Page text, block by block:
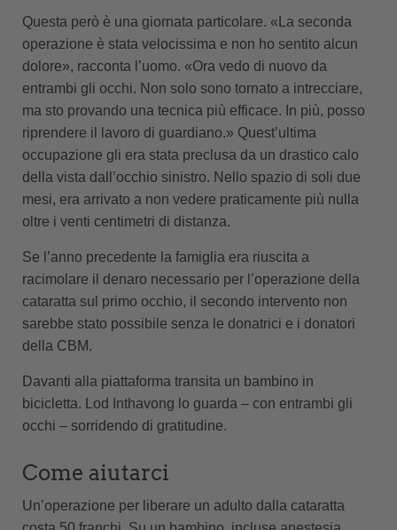
Questa però è una giornata particolare. «La seconda
operazione è stata velocissima e non ho sentito alcun
dolore», racconta l’uomo. «Ora vedo di nuovo da
entrambi gli occhi. Non solo sono tornato a intrecciare,
ma sto provando una tecnica più efficace. In più, posso
riprendere il lavoro di guardiano.» Quest’ultima
occupazione gli era stata preclusa da un drastico calo
della vista dall’occhio sinistro. Nello spazio di soli due
mesi, era arrivato a non vedere praticamente più nulla
oltre i venti centimetri di distanza.
Se l’anno precedente la famiglia era riuscita a
racimolare il denaro necessario per l’operazione della
cataratta sul primo occhio, il secondo intervento non
sarebbe stato possibile senza le donatrici e i donatori
della CBM.
Davanti alla piattaforma transita un bambino in
bicicletta. Lod Inthavong lo guarda – con entrambi gli
occhi – sorridendo di gratitudine.
Come aiutarci
Un’operazione per liberare un adulto dalla cataratta